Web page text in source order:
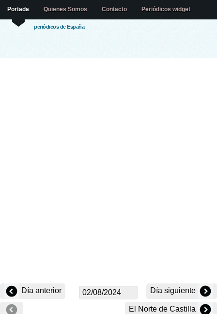
periódicos de España
Portada Quienes Somos Contacto Periódicos widget
Día anterior Día siguiente
El Norte de Castilla